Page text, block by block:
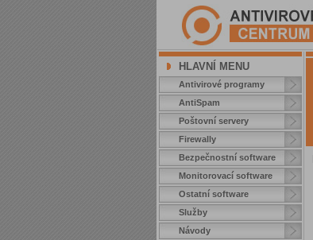
HLAVNÍ MENU
Antivirové programy
AntiSpam
Poštovní servery
Firewally
Bezpečnostní software
Monitorovací software
Ostatní software
Služby
Návody